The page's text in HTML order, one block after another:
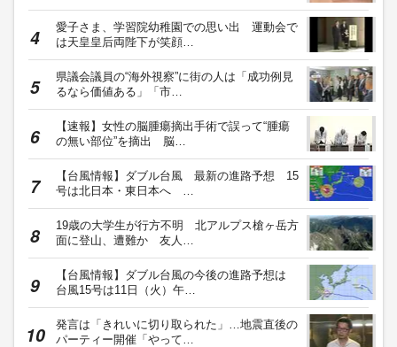
愛子さま、学習院幼稚園での思い出 運動会で
は天皇皇后両陛下が笑顔…
県議会議員の“海外視察”に街の人は「成功例見
るなら価値ある」「市…
【速報】女性の脳腫瘍摘出手術で誤って“腫瘍
の無い部位”を摘出 脳…
【台風情報】ダブル台風 最新の進路予想 15
号は北日本・東日本へ …
19歳の大学生が行方不明 北アルプス槍ヶ岳方
面に登山、遭難か 友人…
【台風情報】ダブル台風の今後の進路予想は
台風15号は11日（火）午…
発言は「きれいに切り取られた」…地震直後の
パーティー開催「やって…